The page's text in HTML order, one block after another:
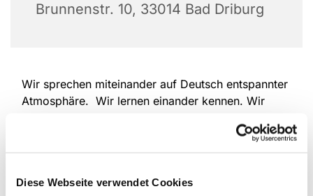
Diese Webseite verwendet Cookies
Brunnenstr. 10, 33014 Bad Driburg
Wir sprechen miteinander auf Deutsch entspannter
Atmosphäre. Wir lernen einander kennen. Wir
Muttersprachler/Innen sind herzlich willkommen.